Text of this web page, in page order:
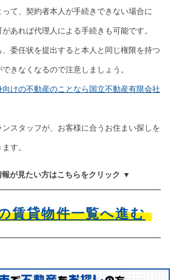
て、契約者本人が手続きできない場合に
あれば代理人による手続きも可能です。
委任状を提出すると本人と同じ権限を持つ
きなくなるので注意しましょう。
けの不動産のことなら国立不動産有限会社
スタッフが、お客様に合うお住まい探しを
す。
が見たい方はこちらをクリック ▼
賃貸物件一覧へ進む